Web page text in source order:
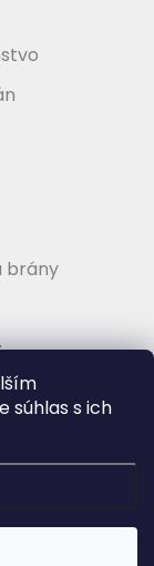
súhlas s ich
brány
pre každého